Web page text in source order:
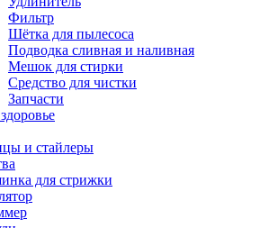
Фильтр
Шётка для пылесоса
Подводка сливная и наливная
Мешок для стирки
Средство для чистки
Запчасти
и стайлеры
для стрижки